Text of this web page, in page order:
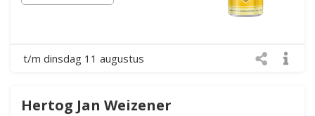
t/m dinsdag 11 augustus
Hertog Jan Weizener